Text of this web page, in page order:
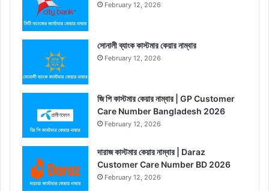
February 12, 2026
সোনালী ব্যাংক কাস্টমার কেয়ার নাম্বার
February 12, 2026
জি পি কাস্টমার কেয়ার নাম্বার | GP Customer
Care Number Bangladesh 2026
February 12, 2026
দারাজ কাস্টমার কেয়ার নাম্বার | Daraz
Customer Care Number BD 2026
February 12, 2026